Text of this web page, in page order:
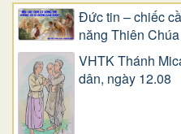
Đức tin – chiếc
năng Thiên Chúa
VHTK Thánh
dân, ngày 12.08